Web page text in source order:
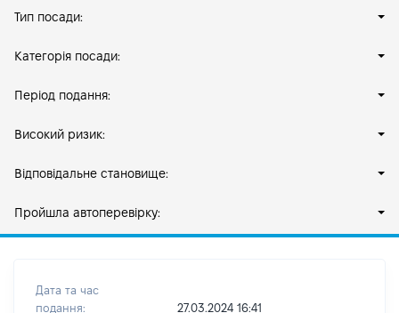
Тип посади:
Категорія посади:
Період подання:
Високий ризик:
Відповідальне становище:
Пройшла автоперевірку:
Дата та час
подання:
27.03.2024 16:41